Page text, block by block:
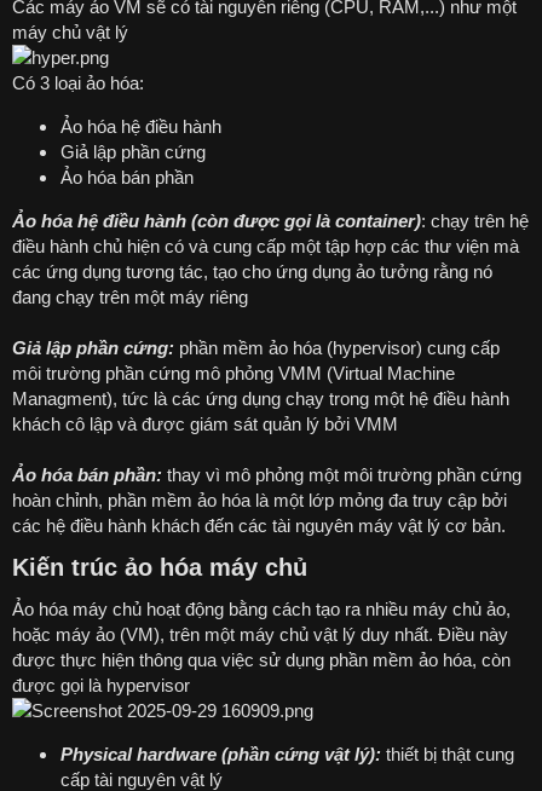
Các máy ảo VM sẽ có tài nguyên riêng (CPU, RAM,...) như một
máy chủ vật lý
Có 3 loại ảo hóa:
Ảo hóa hệ điều hành
Giả lập phần cứng
Ảo hóa bán phần
Ảo hóa hệ điều hành (còn được gọi là container): chạy trên hệ
điều hành chủ hiện có và cung cấp một tập hợp các thư viện mà
các ứng dụng tương tác, tạo cho ứng dụng ảo tưởng rằng nó
đang chạy trên một máy riêng
Giả lập phần cứng: phần mềm ảo hóa (hypervisor) cung cấp
môi trường phần cứng mô phỏng VMM (Virtual Machine
Managment), tức là các ứng dụng chạy trong một hệ điều hành
khách cô lập và được giám sát quản lý bởi VMM
Ảo hóa bán phần: thay vì mô phỏng một môi trường phần cứng
hoàn chỉnh, phần mềm ảo hóa là một lớp mỏng đa truy cập bởi
các hệ điều hành khách đến các tài nguyên máy vật lý cơ bản.
Kiến trúc ảo hóa máy chủ
Ảo hóa máy chủ hoạt động bằng cách tạo ra nhiều máy chủ ảo,
hoặc máy ảo (VM), trên một máy chủ vật lý duy nhất. Điều này
được thực hiện thông qua việc sử dụng phần mềm ảo hóa, còn
được gọi là hypervisor
Physical hardware (phần cứng vật lý): thiết bị thật cung
cấp tài nguyên vật lý